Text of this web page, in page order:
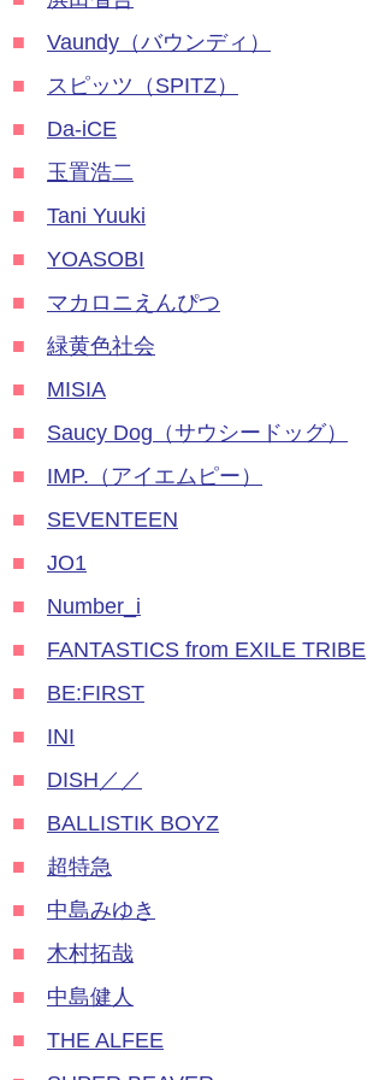
■
Vaundy（バウンディ）
■
スピッツ（SPITZ）
■
Da-iCE
■
玉置浩二
■
Tani Yuuki
■
YOASOBI
■
マカロニえんぴつ
■
緑黄色社会
■
MISIA
■
Saucy Dog（サウシードッグ）
■
IMP.（アイエムピー）
■
SEVENTEEN
■
JO1
■
Number_i
■
FANTASTICS from EXILE TRIBE
■
BE:FIRST
■
INI
■
DISH／／
■
BALLISTIK BOYZ
■
超特急
■
中島みゆき
■
木村拓哉
■
中島健人
■
THE ALFEE